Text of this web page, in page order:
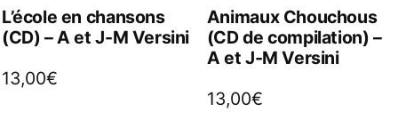
L’école en chansons
(CD) – A et J-M Versini
13,00€
Animaux Chouchous
(CD de compilation) –
A et J-M Versini
13,00€